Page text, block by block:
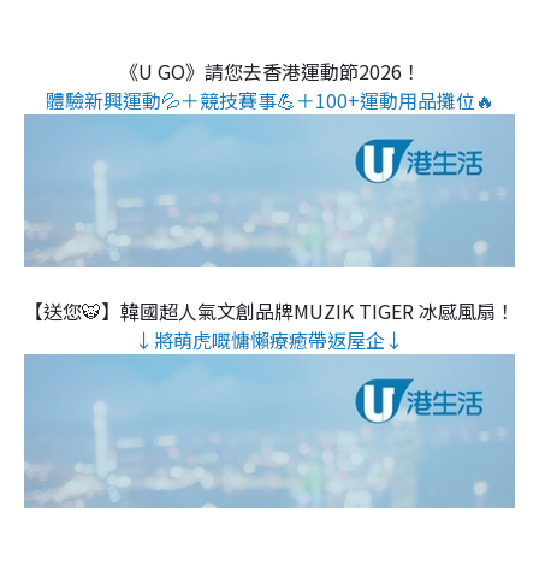
《U GO》請您去香港運動節2026！
體驗新興運動💦＋競技賽事💪＋100+運動用品攤位🔥
【送您🐯】韓國超人氣文創品牌MUZIK TIGER 冰感風扇！
↓將萌虎嘅慵懶療癒帶返屋企↓